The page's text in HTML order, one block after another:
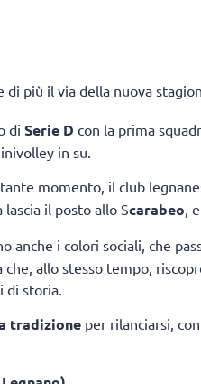
di più il via della nuova
di Serie D con la prima
in su.
momento, il club
il posto allo Scarabeo,
anche i colori sociali, che
allo stesso tempo,
di storia.
tradizione per rilanciarsi,